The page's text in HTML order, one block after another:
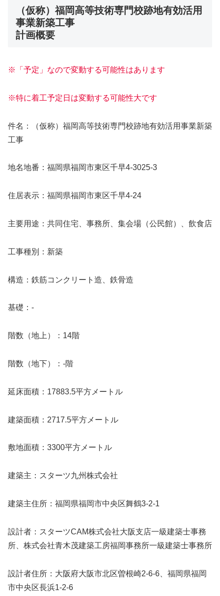
（仮称）福岡高等技術専門校跡地有効活用
事業新築工事
計画概要
※「予定」なので変動する可能性はあります
※特に着工予定日は変動する可能性大です
件名：（仮称）福岡高等技術専門校跡地有効活用事業新築
工事
地名地番：福岡県福岡市東区千早4-3025-3
住居表示：福岡県福岡市東区千早4-24
主要用途：共同住宅、事務所、集会場（公民館）、飲食店
工事種別：新築
構造：鉄筋コンクリート造、鉄骨造
基礎：-
階数（地上）：14階
階数（地下）：-階
延床面積：17883.5平方メートル
建築面積：2717.5平方メートル
敷地面積：3300平方メートル
建築主：スターツ九州株式会社
建築主住所：福岡県福岡市中央区舞鶴3-2-1
設計者：スターツCAM株式会社大阪支店一級建築士事務
所、株式会社青木茂建築工房福岡事務所一級建築士事務所
設計者住所：大阪府大阪市北区曽根崎2-6-6、福岡県福岡
市中央区長浜1-2-6